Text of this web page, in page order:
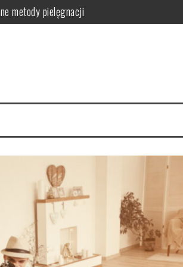
metody pielęgnacji
Podstawowe zasady
i przepisy DIY
– smukłe nogi w 4 tygodnie